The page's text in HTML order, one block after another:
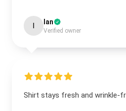
Ian
Verified owner
Shirt stays fresh and wrinkle-